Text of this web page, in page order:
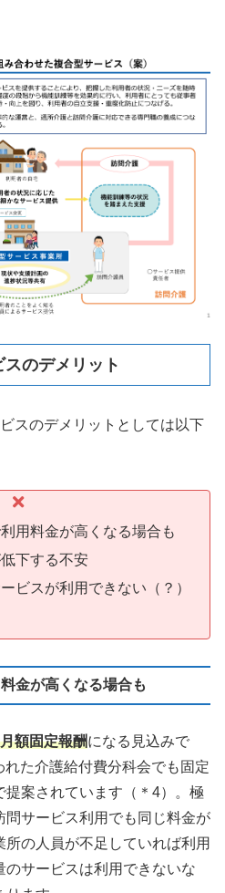
スのデメリット
スのデメリットとしては以下
用料金が高くなる場合も
下する不安
ビスが利用できない（？）
金が高くなる場合も
月額固定報酬になる見込みで
た介護給付費分科会でも固定
案されています（＊4）。極
サービス利用でも同じ料金が
の人員が不足していれば利用
サービスは利用できないな